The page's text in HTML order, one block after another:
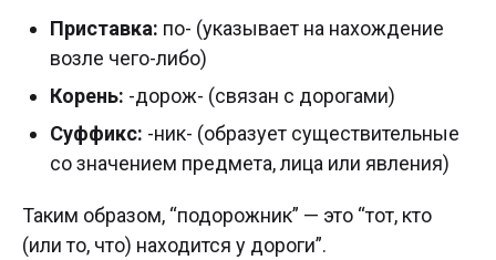
Приставка: по- (указывает на нахождение
возле чего-либо)
Корень: -дорож- (связан с дорогами)
Суффикс: -ник- (образует существительные
со значением предмета, лица или явления)
Таким образом, “подорожник” — это “тот, кто
(или то, что) находится у дороги”.